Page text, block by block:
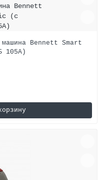
машина Bennett Smart
105A)